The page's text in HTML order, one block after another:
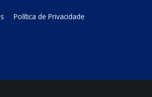
Política de Privacidade